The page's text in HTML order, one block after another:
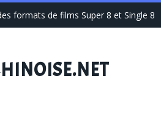
formats de films Super 8 et Single 8